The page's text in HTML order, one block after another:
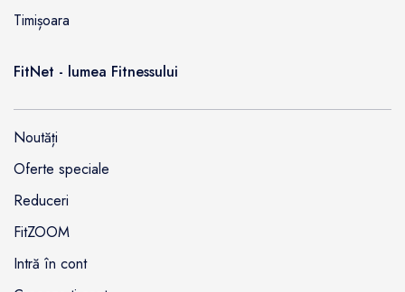
Timișoara
FitNet - lumea Fitnessului
Noutăți
Oferte speciale
Reduceri
FitZOOM
Intră în cont